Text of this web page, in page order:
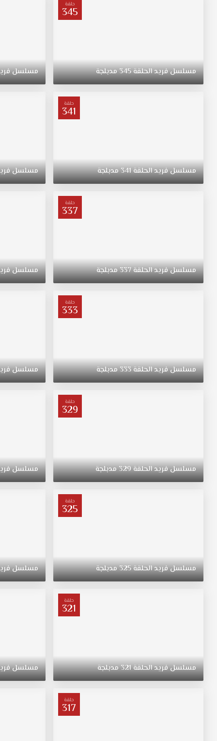
أن
يزوجه
بابنة
حلقة
345
مسلسلفريدالحلقة345مدبلجة مسلسل
حلقة
341
مسلسلفريدالحلقة341مدبلجة مسلسل
حلقة
337
مسلسلفريدالحلقة337مدبلجة مسلسل
حلقة
333
مسلسلفريدالحلقة333مدبلجة مسلسل
حلقة
329
مسلسلفريدالحلقة329مدبلجة مسلسل
حلقة
325
مسلسلفريدالحلقة325مدبلجة مسلسل
حلقة
321
مسلسلفريدالحلقة321مدبلجة مسلسل
حلقة
317